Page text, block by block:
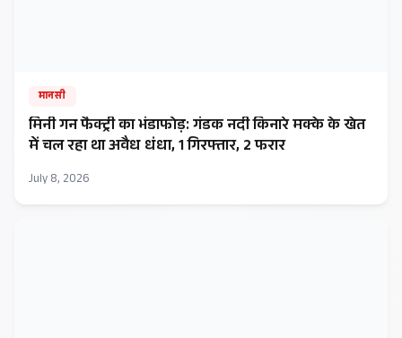
मानसी
मिनी गन फैक्ट्री का भंडाफोड़: गंडक नदी किनारे मक्के के खेत
में चल रहा था अवैध धंधा, 1 गिरफ्तार, 2 फरार
July 8, 2026